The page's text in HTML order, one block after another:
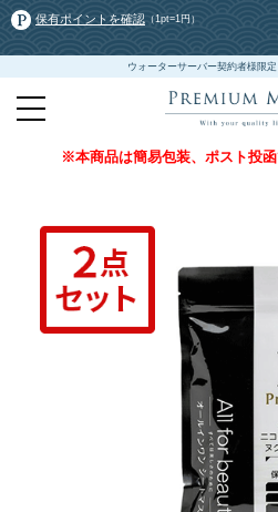
保有ポイントを確認 （1pt=1円）
ウォーターサーバー契約者様限
※本商品は簡易包装、ポスト投函